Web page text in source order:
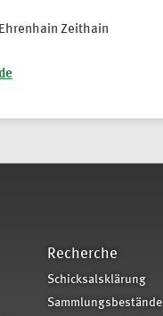
Zeithain
Recherche
Schicksalsklärung
Sammlungsbestände